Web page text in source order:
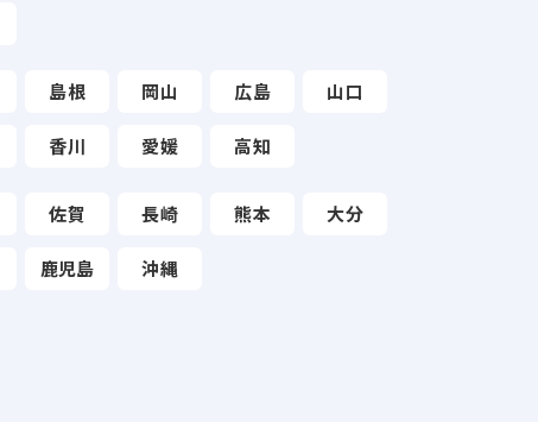
島根 岡山 広島 山口
香川 愛媛 高知
佐賀 長崎 熊本 大分
鹿児島 沖縄